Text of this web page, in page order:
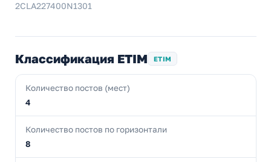
2CLA227400N1301
Классификация ETIM ETIM
Количество постов (мест)
4
Количество постов по горизонтали
8